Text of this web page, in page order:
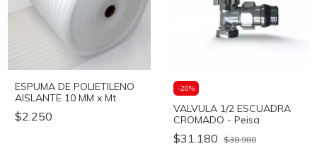
ESPUMA DE POLIETILENO
AISLANTE 10 MM x Mt
$2.250
-20%
VALVULA 1/2 ESCUADRA
CROMADO - Peisa
$31.180 $38.980